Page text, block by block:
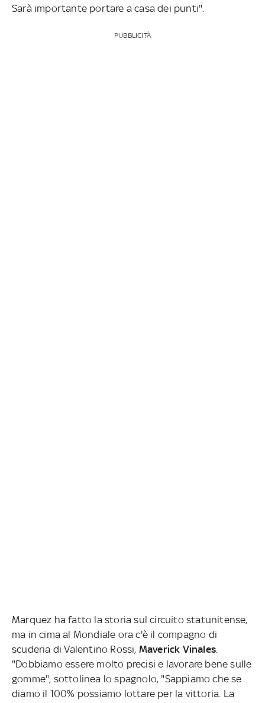
Sarà importante portare a casa dei punti".
PUBBLICITÀ
Marquez ha fatto la storia sul circuito statunitense,
ma in cima al Mondiale ora c'è il compagno di
scuderia di Valentino Rossi, Maverick Vinales
"Dobbiamo essere molto precisi e lavorare bene sulle
gomme", sottolinea lo spagnolo, "Sappiamo che se
diamo il 100% possiamo lottare per la vittoria. La